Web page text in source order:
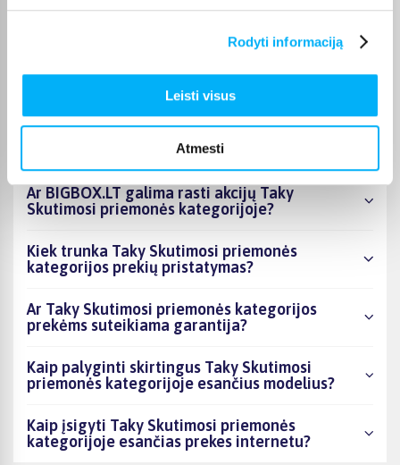
Rodyti informaciją
Leisti visus
Atmesti
DUK
esantys produktai šiuo metu populiariausi?
Kiek prekių yra Taky Skutimosi priemonės
Ar BIGBOX.LT galima rasti akcijų Taky
Skutimosi priemonės kategorijoje?
Kiek trunka Taky Skutimosi priemonės
kategorijos prekių pristatymas?
Ar Taky Skutimosi priemonės kategorijos
prekėms suteikiama garantija?
Kaip palyginti skirtingus Taky Skutimosi
priemonės kategorijoje esančius modelius?
Kaip įsigyti Taky Skutimosi priemonės
kategorijoje esančias prekes internetu?